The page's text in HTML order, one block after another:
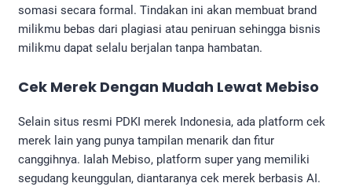
somasi secara formal. Tindakan ini akan membuat brand
milikmu bebas dari plagiasi atau peniruan sehingga bisnis
milikmu dapat selalu berjalan tanpa hambatan.
Cek Merek Dengan Mudah Lewat Mebiso
Selain situs resmi PDKI merek Indonesia, ada platform cek
merek lain yang punya tampilan menarik dan fitur
canggihnya. Ialah Mebiso, platform super yang memiliki
segudang keunggulan, diantaranya cek merek berbasis AI.